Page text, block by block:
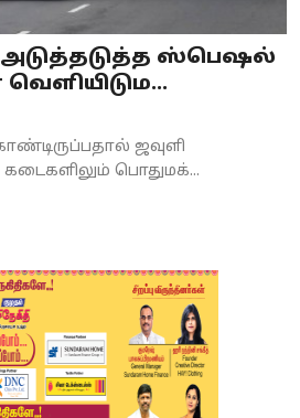
அடுத்தடுத்த ஸ்பெஷல்
ஜவுளி
கடைகளிலும் பொதுமக்...